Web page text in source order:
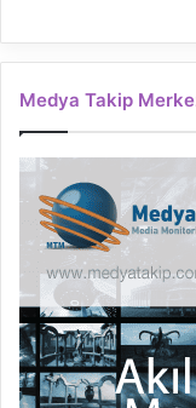
Medya Takip